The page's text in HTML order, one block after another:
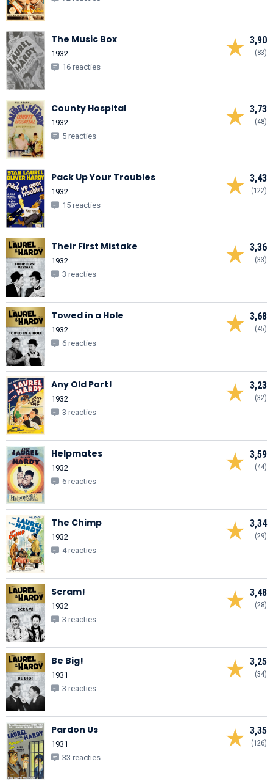
3,90
(83)
The Music Box
1932
16 reacties
3,73
(48)
County Hospital
1932
5 reacties
3,43
(122)
Pack Up Your Troubles
1932
15 reacties
3,36
(33)
Their First Mistake
1932
3 reacties
3,68
(45)
Towed in a Hole
1932
6 reacties
3,23
(32)
Any Old Port!
1932
3 reacties
3,59
(44)
Helpmates
1932
6 reacties
3,34
(29)
The Chimp
1932
4 reacties
3,48
(28)
Scram!
1932
3 reacties
3,25
(34)
Be Big!
1931
3 reacties
3,35
(126)
Pardon Us
1931
33 reacties